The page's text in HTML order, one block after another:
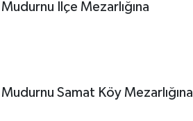
İlçe Mezarlığına
Samat Köy Mezarlığına